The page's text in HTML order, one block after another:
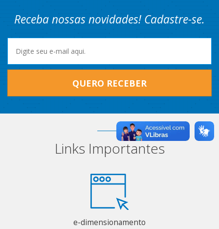
Receba nossas novidades! Cadastre-se.
QUERO RECEBER
Links Importantes
e-dimensionamento